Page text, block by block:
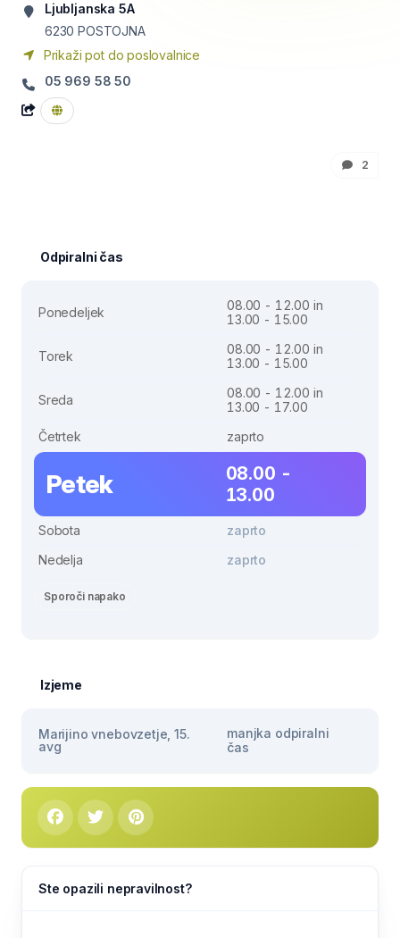
Ljubljanska 5A
6230 POSTOJNA
Prikaži pot do poslovalnice
05 969 58 50
2
Odpiralni čas
Ponedeljek
08.00 - 12.00 in
13.00 - 15.00
Torek
08.00 - 12.00 in
13.00 - 15.00
Sreda
08.00 - 12.00 in
13.00 - 17.00
Četrtek
zaprto
Petek
08.00 -
13.00
Sobota
zaprto
Nedelja
zaprto
Sporoči napako
Izjeme
Marijino vnebovzetje, 15.
avg
manjka odpiralni
čas
Ste opazili nepravilnost?